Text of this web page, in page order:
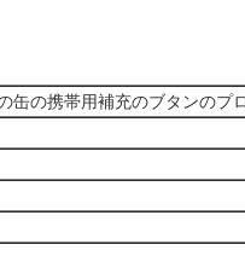
缶の携帯用補充のブタンのプ